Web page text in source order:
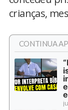
crianças,
CONTINUA